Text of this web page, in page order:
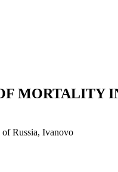
MORTALITY
Russia, Ivanovo